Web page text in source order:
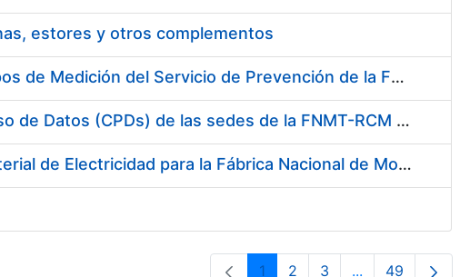
estores y otros complementos
Servicio de Calibración y Verificación Externa de los Equipos de Medición del Servicio de Prevención de la FNMT-RCM
Conexión mediante Fibra Óptica de los Centros de Proceso de Datos (CPDs) de las sedes de la FNMT-RCM de Burgos y Madrid
Contratación de acuerdo marco para el Suministro de Material de Electricidad para la Fábrica Nacional de Moneda y Timbre-Real Casa de la Moneda en su centro de trabajo de Burgos
1 2 3 ... 49